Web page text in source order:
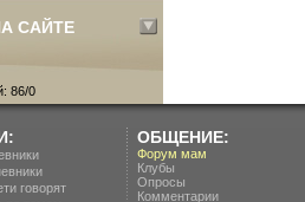
САЙТЕ
86/0
говорят
ОБЩЕНИЕ:
Форум мам
Клубы
Опросы
Комментарии